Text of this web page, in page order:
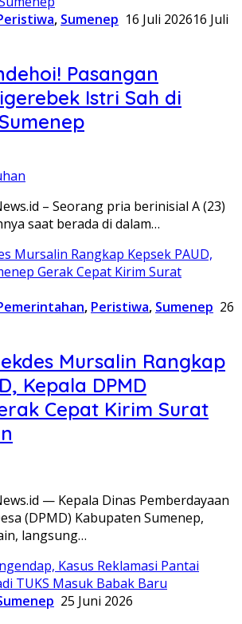
, Sumenep 16 Juli 202616 Juli
Pasangan
Istri Sah di
– Seorang pria berinisial A (23)
saat berada di dalam…
, Peristiwa, Sumenep 26
Mursalin Rangkap
Kepala DPMD
Cepat Kirim Surat
— Kepala Dinas Pemberdayaan
(DPMD) Kabupaten Sumenep,
langsung…
25 Juni 2026